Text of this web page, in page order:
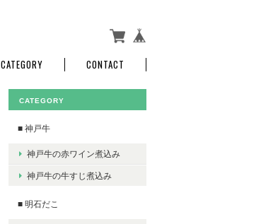
CATEGORY CONTACT
CATEGORY
■ 神戸牛
神戸牛の赤ワイン煮込み
神戸牛の牛すじ煮込み
■ 明石だこ